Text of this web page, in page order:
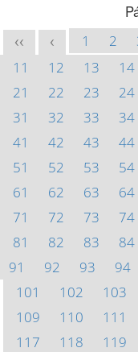
<< < 1 2
11
12 13 14
21
22 23 24
31
32 33 34
41
42 43 44
51
52 53 54
61
62 63 64
71
72 73 74
81
82 83 84
91
92 93 94
101
102 103
109
110 111
117
118 119